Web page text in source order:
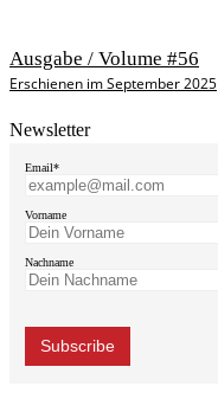
Ausgabe / Volume #56
Erschienen im September 2025
Newsletter
Email*
Vorname
Nachname